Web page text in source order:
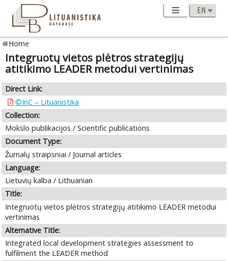
Home
Integruotų vietos plėtros strategijų
atitikimo LEADER metodui vertinimas
Direct Link:
©InC – Lituanistika
Collection:
Mokslo publikacijos / Scientific publications
Document Type:
Žurnalų straipsniai / Journal articles
Language:
Lietuvių kalba / Lithuanian
Title:
Integruotų vietos plėtros strategijų atitikimo LEADER metodui
vertinimas
Alternative Title:
Integrated local development strategies assessment to
fulfilment the LEADER method